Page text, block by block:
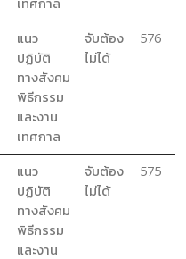
แนว
ปฏิบัติ
ทางสังคม
พิธีกรรม
และงาน
เทศกาล
จับต้อง
ไม่ได้
576
แนว
ปฏิบัติ
ทางสังคม
พิธีกรรม
และงาน
จับต้อง
ไม่ได้
575